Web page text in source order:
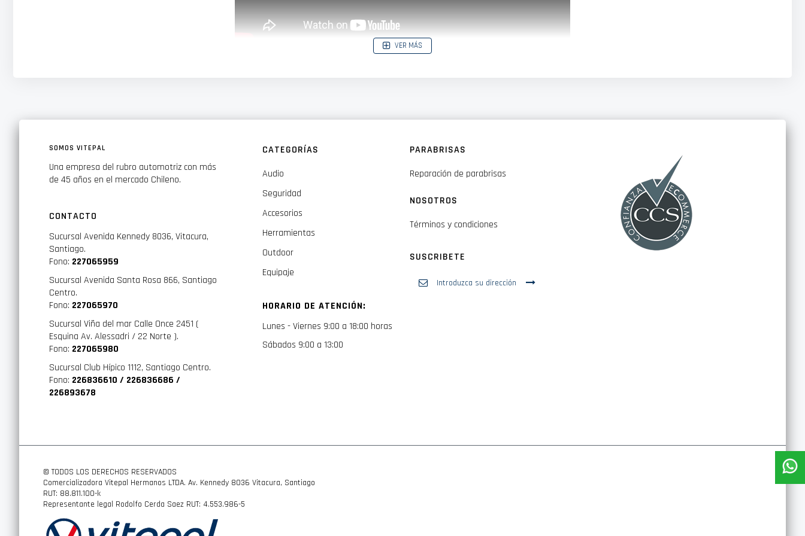
VER MÁS
SOMOS VITEPAL
Una empresa del rubro automotriz con más
de 45 años en el mercado Chileno.
CONTACTO
Sucursal Avenida Kennedy 8036, Vitacura,
Santiago.
Fono: 227065959
Sucursal Avenida Santa Rosa 866, Santiago
Centro.
Fono: 227065970
Sucursal Viña del mar Calle Once 2451 (
Esquina Av. Alessadri / 22 Norte ).
Fono: 227065980
Sucursal Club Hípico 1112, Santiago Centro.
Fono: 226836610 / 226836686 /
226893678
CATEGORÍAS
Audio
Seguridad
Accesorios
Herramientas
Outdoor
Equipaje
HORARIO DE ATENCIÓN:
Lunes - Viernes 9:00 a 18:00 horas
Sábados 9:00 a 13:00
PARABRISAS
Reparación de parabrisas
NOSOTROS
Términos y condiciones
SUSCRIBETE
© TODOS LOS DERECHOS RESERVADOS
Comercializadora Vitepal Hermanos LTDA. Av. Kennedy 8036 Vitacura, Santiago
RUT: 88.811.100-k
Representante legal Rodolfo Cerda Saez RUT: 4.553.986-5